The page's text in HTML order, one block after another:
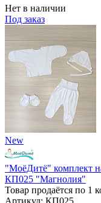
Нет в наличии
Под заказ
New
"МоёДитё" комплект
КП025 "Магнолия"
Товар продаётся по 1